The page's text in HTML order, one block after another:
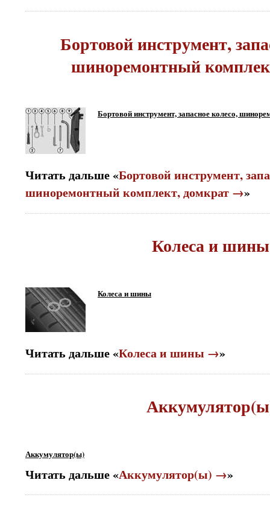
Бортовой инструмент,
шиноремонтный
Бортовой инструмент, запасное колесо,
Читать дальше «Бортовой инструмент,
шиноремонтный комплект, домкрат →»
Колеса и шины
Колеса и шины
Читать дальше «Колеса и шины →»
Аккумулятор(ы)
Читать дальше «Аккумулятор(ы) →»